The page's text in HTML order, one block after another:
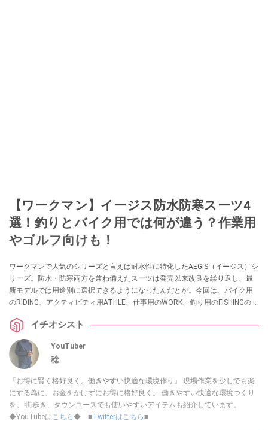
【ワークマン】イージス防水防寒スーツ4
選！釣りとバイク用では何が違う？作業用
やゴルフ向けも！
ワークマンで人気のシリーズと言えば耐水性に特化したAEGIS（イージス）シ
リーズ。防水・防寒両方を兼ね備えたスーツは発売以来改良を繰り返し、最
新モデルでは用途別に選択できるようになったんだとか。今回は、バイク用
のRIDING、アクティビティ用ATHLE、仕事用のWORK、釣り用のFISHINGの4
れぞれの機能やデザインが気になっている方は、ぜひ参考にしてみてくださ
い。
イチオシスト
YouTuber
稔
『お得に賢く格好良く。働きやすい快適な環境作り』 現場作業を少しでも楽
にする為に、お金をかけずにお得に格好良く。 働きやすい快適な環境つくり
を。 街歩き、タウンユースでも使いやすいアイテムも紹介しています。
◆YouTubeはこちら◆ ■Twitterはこちら■